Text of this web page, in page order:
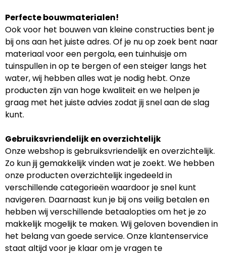
Perfecte bouwmaterialen!
Ook voor het bouwen van kleine constructies bent je
bij ons aan het juiste adres. Of je nu op zoek bent naar
materiaal voor een pergola, een tuinhuisje om
tuinspullen in op te bergen of een steiger langs het
water, wij hebben alles wat je nodig hebt. Onze
producten zijn van hoge kwaliteit en we helpen je
graag met het juiste advies zodat jij snel aan de slag
kunt.
Gebruiksvriendelijk en overzichtelijk
Onze webshop is gebruiksvriendelijk en overzichtelijk.
Zo kun jij gemakkelijk vinden wat je zoekt. We hebben
onze producten overzichtelijk ingedeeld in
verschillende categorieën waardoor je snel kunt
navigeren. Daarnaast kun je bij ons veilig betalen en
hebben wij verschillende betaalopties om het je zo
makkelijk mogelijk te maken. Wij geloven bovendien in
het belang van goede service. Onze klantenservice
staat altijd voor je klaar om je vragen te